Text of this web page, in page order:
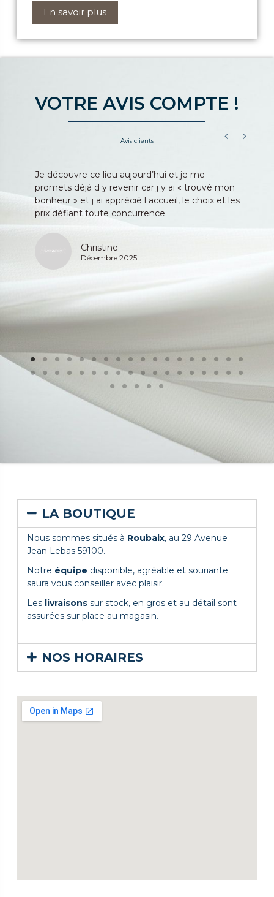
En savoir plus
VOTRE AVIS COMPTE !
Avis clients
Je découvre ce lieu aujourd’hui et je me
promets déjà d y revenir car j y ai « trouvé mon
bonheur » et j ai apprécié l accueil, le choix et les
prix défiant toute concurrence.
Christine
Décembre 2025
LA BOUTIQUE
Nous sommes situés à Roubaix, au 29 Avenue
Jean Lebas 59100.
Notre équipe disponible, agréable et souriante
saura vous conseiller avec plaisir.
Les livraisonssur stock, en gros et au détail sont
assurées sur place au magasin.
NOS HORAIRES